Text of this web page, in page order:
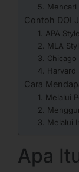
5. Mencari
Contoh DOI
1. APA Style
2. MLA
3. Chicago
4. Harvard
Cara
1. Melalui
2.
3. Melalui
Apa